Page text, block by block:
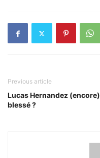
Previous article
Lucas Hernandez (encore)
blessé ?